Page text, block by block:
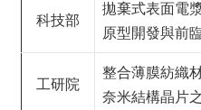
科技部
拋棄式表面電
原型開發與前
工研院
整合薄膜紡織
奈米結構晶片